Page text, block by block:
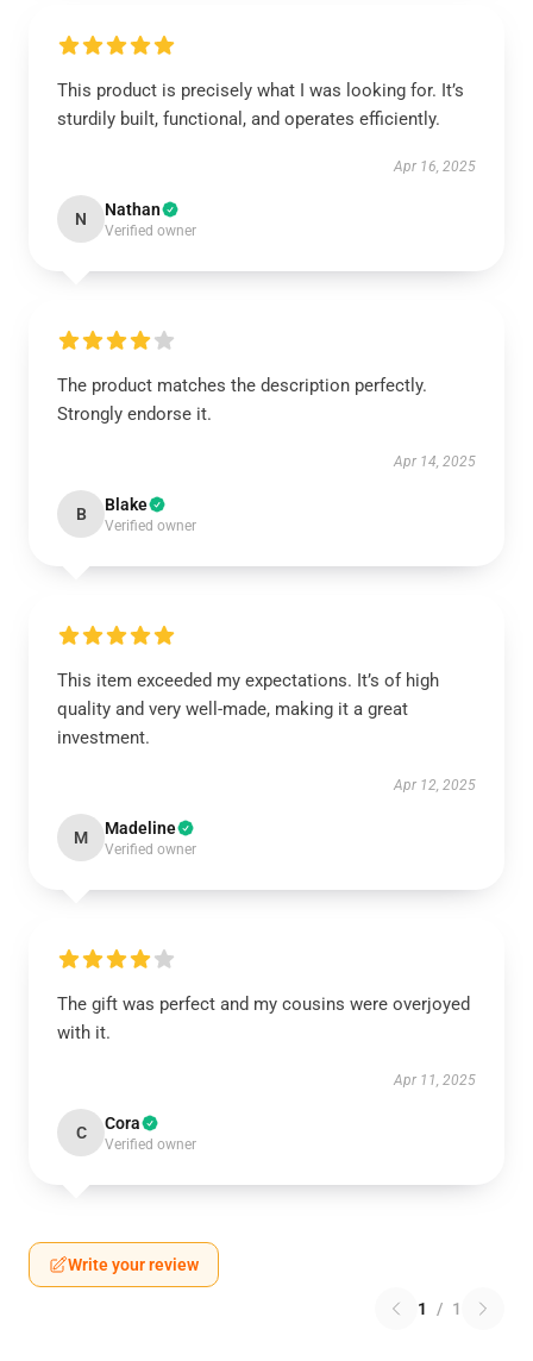
This product is precisely what I was looking for. It’s
sturdily built, functional, and operates efficiently.
Apr 16, 2025
N Nathan
Verified owner
The product matches the description perfectly.
Strongly endorse it.
Apr 14, 2025
B Blake
Verified owner
This item exceeded my expectations. It’s of high
quality and very well-made, making it a great
investment.
Apr 12, 2025
M Madeline
Verified owner
The gift was perfect and my cousins were overjoyed
with it.
Apr 11, 2025
C Cora
Verified owner
Write your review
1 / 1